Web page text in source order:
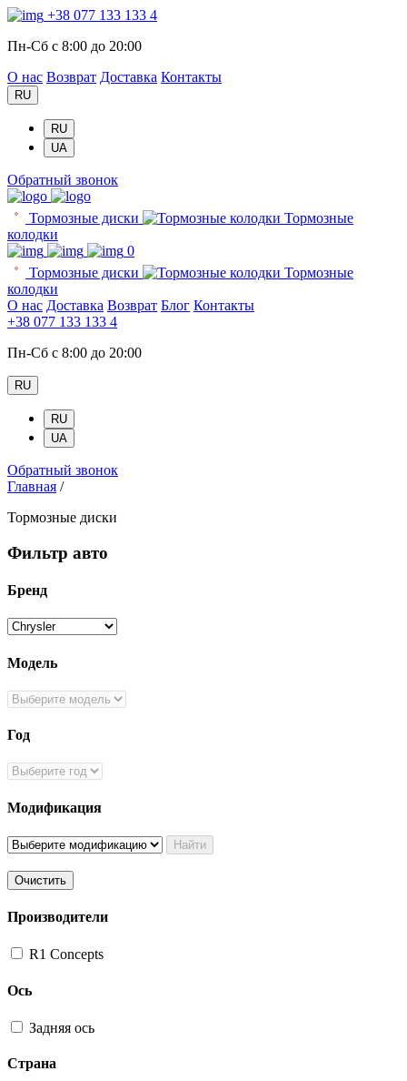
+38 077 133 133 4
Пн-Сб с 8:00 до 20:00
О нас Возврат Доставка Контакты
RU
RU
UA
Обратный звонок
Тормозные диски
Тормозные
колодки
0
Тормозные диски
Тормозные
колодки
О нас Доставка Возврат Блог Контакты
+38 077 133 133 4
Пн-Сб с 8:00 до 20:00
RU
RU
UA
Обратный звонок
Главная /
Тормозные диски
Фильтр авто
Бренд
Модель
Год
Модификация
Найти
Очистить
Производители
R1 Concepts
Ось
Задняя ось
Страна